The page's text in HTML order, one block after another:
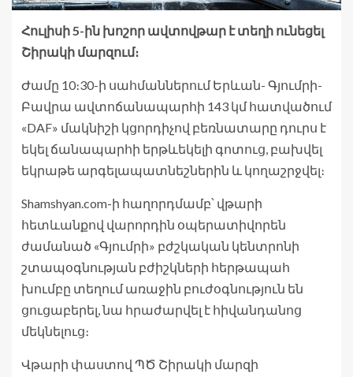
Հուլիսի 5-ին խոշոր ավտովթար է տեղի ունեցել
Շիրակի մարզում։
Ժամը 10։30-ի սահմաններում Երևան- Գյումրի-
Բավրա ավտոճանապարհի 143 կմ հատվածում
«DAF» մակնիշի կցորդիչով բեռնատարը դուրս է
եկել ճանապարհի երթևեկելի գոտուց, բախվել
եկրաթե արգելապատնեշներին և կողաշրջվել։
Shamshyan.com-ի հաղորդմամբ՝ վթարի
հետևանքով վարորդին օպերատիվորեն
ժամանած «Գյումրի» բժշկական կենտրոնի
շտապօգնության բժիշկների հերթապահ
խումբը տեղում առաջին բուժօգնություն են
ցուցաբերել, նա հրաժարվել է հիվանդանոց
մեկնելուց։
Վթարի փաստով ՊԾ Շիրակի մարզի